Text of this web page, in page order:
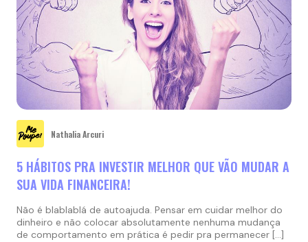
Nathalia Arcuri
5 HÁBITOS PRA INVESTIR MELHOR QUE VÃO MUDAR A
SUA VIDA FINANCEIRA!
Não é blablablá de autoajuda. Pensar em cuidar melhor do
dinheiro e não colocar absolutamente nenhuma mudança
de comportamento em prática é pedir pra permanecer […]